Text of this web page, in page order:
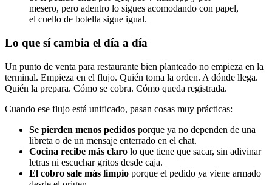
mesero, pero adentro lo sigues acomodando con papel,
el cuello de botella sigue igual.
Lo que sí cambia el día a día
Un punto de venta para restaurante bien planteado no empieza en la
terminal. Empieza en el flujo. Quién toma la orden. A dónde llega.
Quién la prepara. Cómo se cobra. Cómo queda registrada.
Cuando ese flujo está unificado, pasan cosas muy prácticas:
Se pierden menos pedidos porque ya no dependen de una
libreta o de un mensaje enterrado en el chat.
Cocina recibe más claro lo que tiene que sacar, sin adivinar
letras ni escuchar gritos desde caja.
El cobro sale más limpio porque el pedido ya viene armado